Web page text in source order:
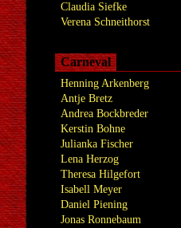
Claudia Siefke
Verena Schneithorst
Carneval
Henning Arkenberg
Antje Bretz
Andrea Bockbreder
Kerstin Bohne
Julianka Fischer
Lena Herzog
Theresa Hilgefort
Isabell Meyer
Daniel Piening
Jonas Ronnebaum